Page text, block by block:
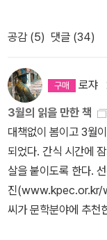
고 덧칠하는 동안 화
린 마지막 그림이었다.
그들을 그리고 싶어진
반다이크 브라운, 티
랑한다.김혜리 님의 저서
에서 김혜리의 인터
이고요, 소설가(박민
이너(정구호) 사진작
본연의 재미를 충족하
하며 이렇게 사는 사람
람들이 정말 별난 생각
하는 걸 보는 재미요.
목적이니까요.김혜리
7:3 정도로 유지하고
되어요. 김혜리라는
대부분의 사람들이 약
상 현실이 막 나오네
은유와 현실이 어지럽
털 테크놀로지에 힘
에서 가장 아름다운 게
쏟았다. 그리고 그렇게
를 제공해야 한다고
붙이는 말씀 : 위의 교
벤섬 교도소에서 수감
사업반대조선인님 -
아 2번째 읽는 책이에
읽어야 이해가 된다는
과 마찬가지로 늦봄
가슴아프게 다가왔
는 아웃사이더의 삶이
헤쳐나가고 있는 그
을 걷다.>아마도 내게
현씨의 여행기는 나를
좀 아니다 싶지만...우
벌거벗은 그대로 보여
있다고 할까? 이건 제
스키의 <까칠한 가족
왜 지금 생각나는게
을 해 먹고, 설거지를
고 있노라니 사람 사는
하고.. 단순하고.. 안쓰
거나 분연히 일어나 달
그분이 오신다, 봄이.
들을 짤막하게 적어
림, 계수나무) 가끔 '
내겐 이 작가가 그렇
저씨이지만. 이 작가
읽을 땐 분명 '에이 이
르게 다음 장을 넘기
려고!) 다 읽고 나면
공감 (5) 댓글 (34)
로쟈
3월의 읽을 만한 책
대책없이 봄이고 3월
되었다. 간식 시간에
살을 붙이도록 한다.
진(www.kpec.or.kr/
씨가 문학분야에 추천